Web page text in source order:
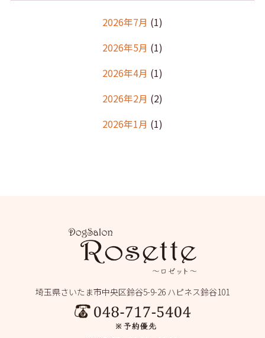
2026年7月 (1)
2026年5月 (1)
2026年4月 (1)
2026年2月 (2)
2026年1月 (1)
2025年8月(2)
(2)
2025年5月(4)
埼玉県さいたま市中央区鈴谷5-9-26 ハピネス鈴谷101